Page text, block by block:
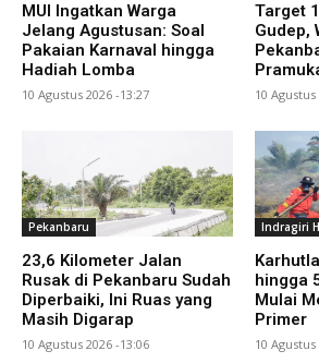
MUI Ingatkan Warga
Jelang Agustusan: Soal
Pakaian Karnaval hingga
Hadiah Lomba
10 Agustus 2026 -13:27
Target
Gudep,
10
Pekanbaru
23,6 Kilometer Jalan
Rusak di Pekanbaru Sudah
Diperbaiki, Ini Ruas yang
Masih Digarap
10 Agustus 2026 -13:06
Indragiri
hingga
Mulai
Primer
10 Agustus